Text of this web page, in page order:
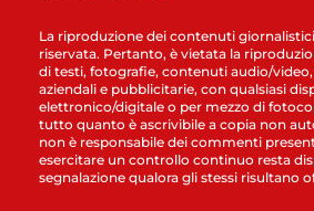
La riproduzione dei contenuti giornalistici
riservata. Pertanto, è vietata la
di testi, fotografie, contenuti audio/
aziendali e pubblicitarie, con qualsiasi
elettronico/digitale o per mezzo di
tutto quanto è ascrivibile a copia non
non è responsabile dei commenti
esercitare un controllo continuo resta
segnalazione qualora gli stessi risultano